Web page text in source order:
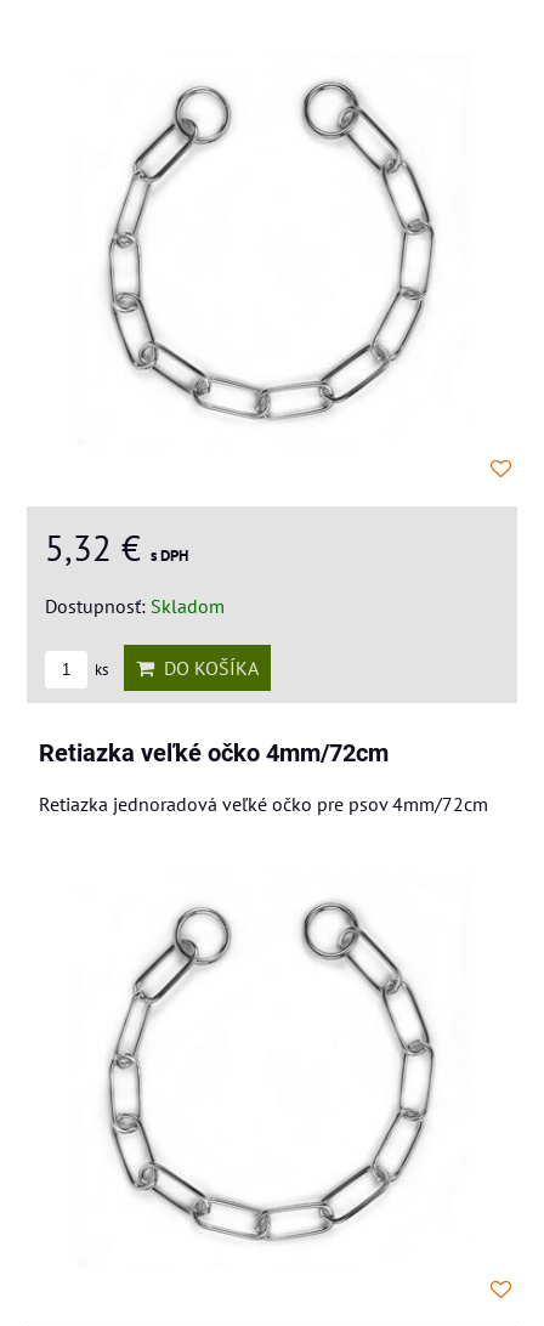
5,32 € s DPH
Dostupnosť: Skladom
ks DO KOŠÍKA
Retiazka veľké očko 4mm/72cm
Retiazka jednoradová veľké očko pre psov 4mm/72cm